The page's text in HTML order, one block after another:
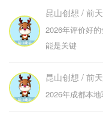
昆山创想 / 前
2026年评价好
能是关键
昆山创想 / 前
2026年成都本